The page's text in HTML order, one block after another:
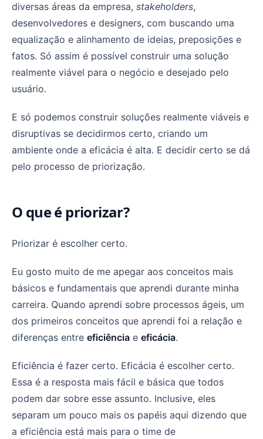
diversas áreas da empresa, stakeholders,
desenvolvedores e designers, com buscando uma
equalização e alinhamento de ideias, preposições e
fatos. Só assim é possível construir uma solução
realmente viável para o negócio e desejado pelo
usuário.
E só podemos construir soluções realmente viáveis e
disruptivas se decidirmos certo, criando um
ambiente onde a eficácia é alta. E decidir certo se dá
pelo processo de priorização.
O que é priorizar?
Priorizar é escolher certo.
Eu gosto muito de me apegar aos conceitos mais
básicos e fundamentais que aprendi durante minha
carreira. Quando aprendi sobre processos ágeis, um
dos primeiros conceitos que aprendi foi a relação e
diferenças entre eficiência e eficácia.
Eficiência é fazer certo. Eficácia é escolher certo.
Essa é a resposta mais fácil e básica que todos
podem dar sobre esse assunto. Inclusive, eles
separam um pouco mais os papéis aqui dizendo que
a eficiência está mais para o time de